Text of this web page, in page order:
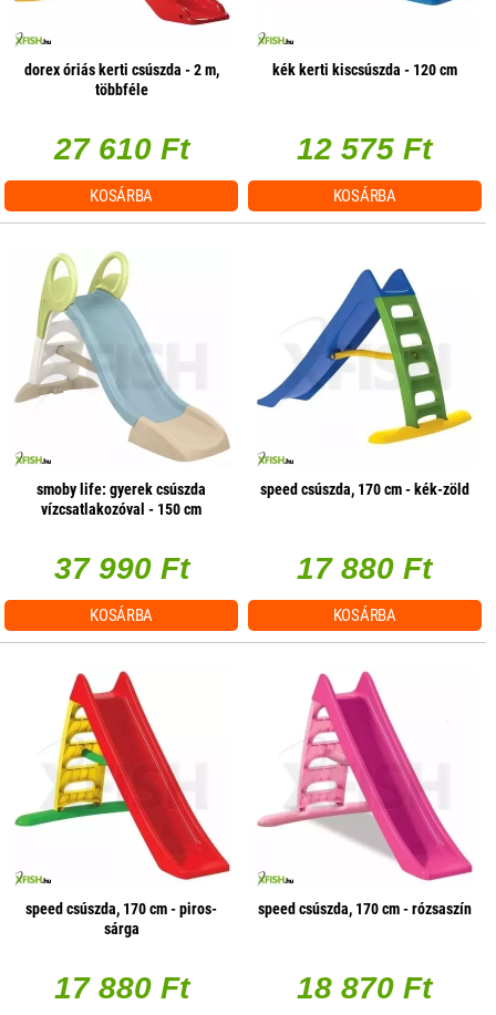
dorex óriás kerti csúszda - 2 m,
többféle
27 610 Ft
KOSÁRBA
kék kerti kiscsúszda - 120 cm
12 575 Ft
KOSÁRBA
smoby life: gyerek csúszda
vízcsatlakozóval - 150 cm
37 990 Ft
KOSÁRBA
speed csúszda, 170 cm - kék-zöld
17 880 Ft
KOSÁRBA
speed csúszda, 170 cm - piros-
sárga
17 880 Ft
speed csúszda, 170 cm - rózsaszín
18 870 Ft